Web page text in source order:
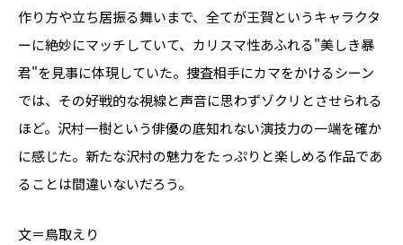
作り方や立ち居振る舞いまで、全てが王賀というキャラクタ
ーに絶妙にマッチしていて、カリスマ性あふれる"美しき暴
君"を見事に体現していた。捜査相手にカマをかけるシーン
では、その好戦的な視線と声音に思わずゾクリとさせられる
ほど。沢村一樹という俳優の底知れない演技力の一端を確か
に感じた。新たな沢村の魅力をたっぷりと楽しめる作品であ
ることは間違いないだろう。
文＝鳥取えり